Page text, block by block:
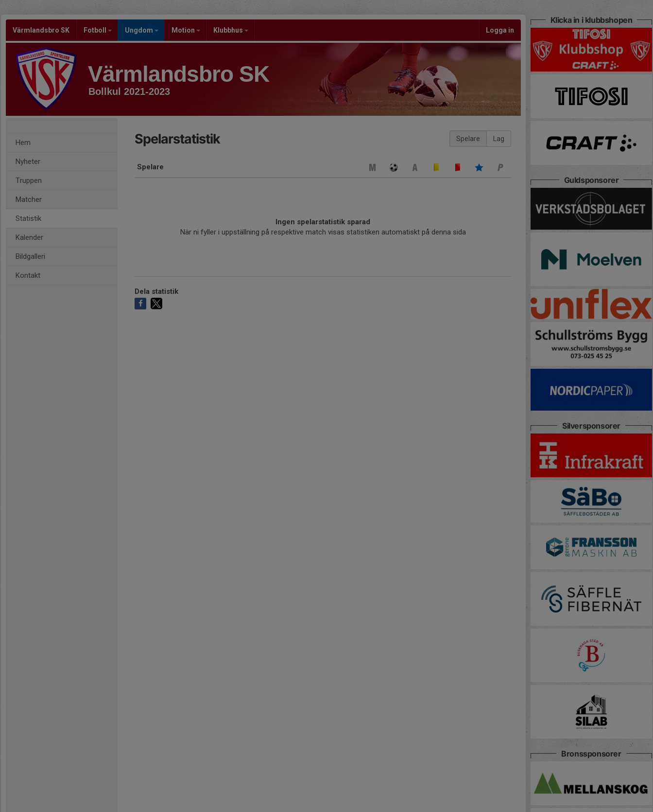
Värmlandsbro SK Fotboll Ungdom Motion Klubbhus Logga in
Värmlandsbro SK
Bollkul 2021-2023
Hem
Nyheter
Truppen
Matcher
Statistik
Kalender
Bildgalleri
Kontakt
Spelare Lag
Spelarstatistik
Spelare
Ingen spelarstatistik sparad
När ni fyller i uppställning på respektive match visas statistiken automatiskt på denna sida
Dela statistik
Klicka in i klubbshopen
Guldsponsorer
Silversponsorer
Bronssponsorer